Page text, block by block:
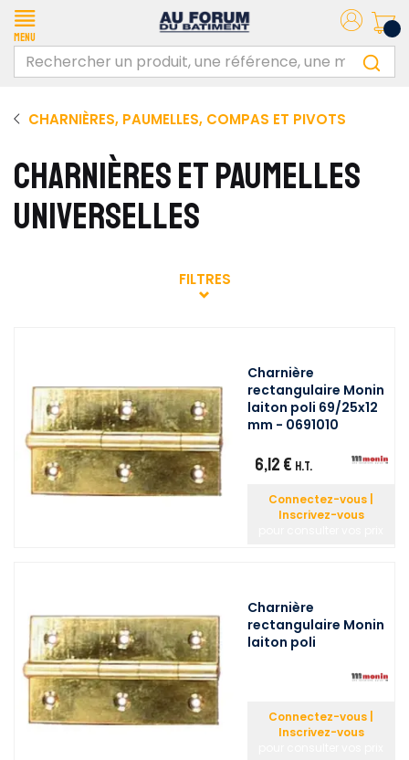
Menu
CHARNIÈRES, PAUMELLES, COMPAS ET PIVOTS
CHARNIÈRES ET PAUMELLES
UNIVERSELLES
FILTRES
Charnière
rectangulaire Monin
laiton poli 69/25x12
mm - 0691010
6,12 € H.T.
Connectez-vous |
Inscrivez-vous
Charnière
rectangulaire Monin
laiton poli
Connectez-vous |
Inscrivez-vous